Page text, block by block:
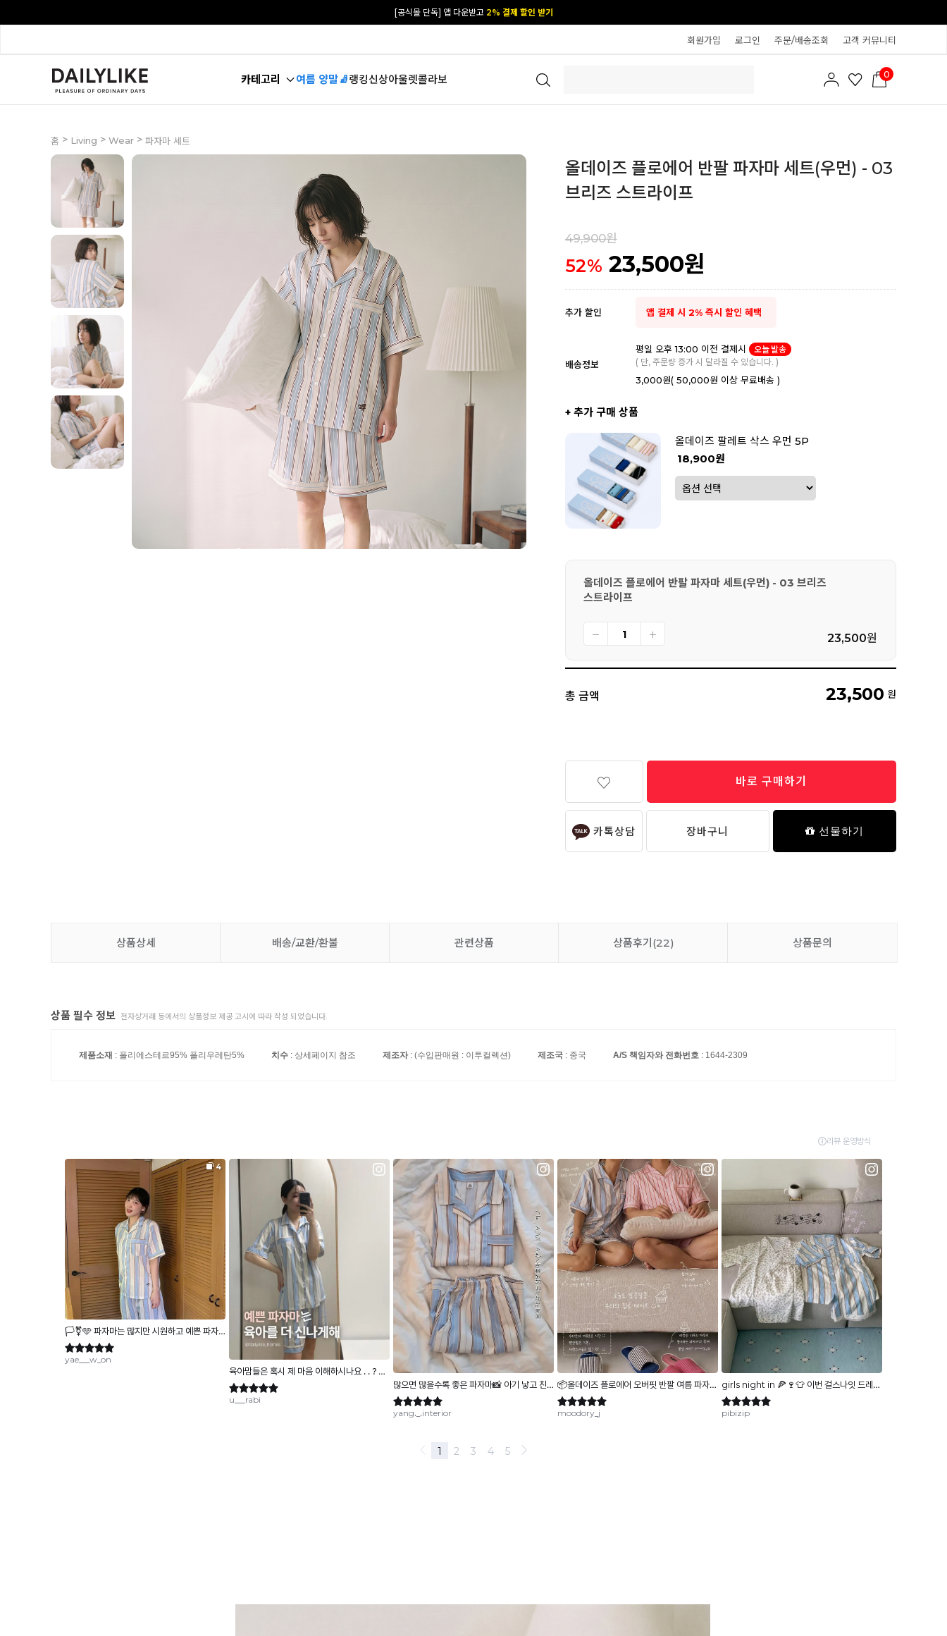
[공식몰 단독] 앱 다운받고2% 결제 할인 받기
회원가입 로그인 주문/배송조회 고객 커뮤니티
카테고리 여름 양말🧦랭킹신상아울렛콜라보 0
홈 > Living > Wear > 파자마 세트
올데이즈 플로에어 반팔 파자마 세트(우먼) - 03
브리즈 스트라이프
49,900원
52% 23,500원
추가 할인 앱 결제 시 2% 즉시 할인 혜택
배송정보
평일 오후 13:00 이전 결제시
오늘 발송
( 단, 주문량 증가 시 달라질 수 있습니다. )
3,000원( 50,000원 이상 무료배송 )
+ 추가 구매 상품
올데이즈 팔레트 삭스 우먼 5P
18,900원
올데이즈 플로에어 반팔 파자마 세트(우먼) - 03 브리즈
스트라이프
23,500원
총 금액 23,500 원
바로 구매하기
카톡상담 장바구니 선물하기
상품상세 배송/교환/환불 관련상품 상품후기(22) 상품문의
상품 필수 정보 전자상거래 등에서의 상품정보 제공 고시에 따라 작성 되었습니다.
제품소재 : 폴리에스테르95% 폴리우레탄5% 치수 : 상세페이지 참조 제조자: (수입판매원 : 이투컬렉션) 제조국 : 중국 A/S 책임자와 전화번호 : 1644-2309